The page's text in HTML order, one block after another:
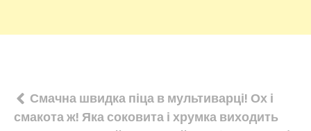
Навігація
Смачна швидка піца в мультиварці! Ох і
смакота ж! Яка соковита і хрумка виходить